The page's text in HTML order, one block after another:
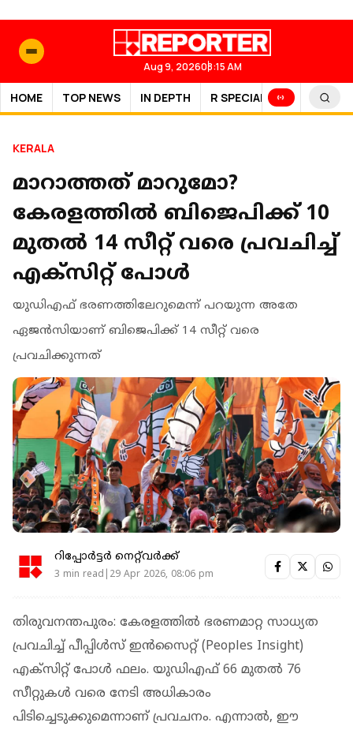
Aug 9, 202608:15 AM
HOME TOP NEWS IN DEPTH R SPECIAL SPORTS
KERALA
മാറാത്തത് മാറുമോ?
കേരളത്തില്‍ ബിജെപിക്ക് 10
മുതല്‍ 14 സീറ്റ് വരെ പ്രവചിച്ച്
എക്സിറ്റ് പോള്‍
യുഡിഎഫ് ഭരണത്തിലേറുമെന്ന് പറയുന്ന അതേ
ഏജന്‍സിയാണ് ബിജെപിക്ക് 14 സീറ്റ് വരെ
പ്രവചിക്കുന്നത്
റിപ്പോർട്ടർ നെറ്റ്‌വര്‍ക്ക്‌
3 min read|29 Apr 2026, 08:06 pm
തിരുവനന്തപുരം: കേരളത്തിൽ ഭരണമാറ്റ സാധ്യത
പ്രവചിച്ച് പീപ്പിൾസ് ഇൻസൈറ്റ് (Peoples Insight)
എക്സിറ്റ് പോൾ ഫലം. യുഡിഎഫ് 66 മുതൽ 76
സീറ്റുകൾ വരെ നേടി അധികാരം
പിടിച്ചെടുക്കുമെന്നാണ് പ്രവചനം. എന്നാൽ, ഈ